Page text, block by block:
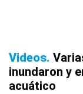
Videos
inundaron y
acuático